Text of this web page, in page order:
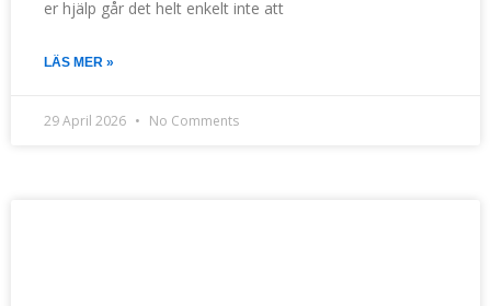
er hjälp går det helt enkelt inte att
LÄS MER »
29 April 2026 No Comments